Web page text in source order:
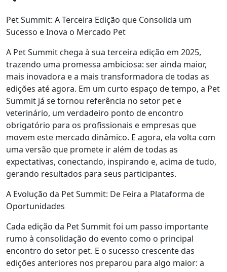
Pet Summit: A Terceira Edição que Consolida um
Sucesso e Inova o Mercado Pet
A Pet Summit chega à sua terceira edição em 2025,
trazendo uma promessa ambiciosa: ser ainda maior,
mais inovadora e a mais transformadora de todas as
edições até agora. Em um curto espaço de tempo, a Pet
Summit já se tornou referência no setor pet e
veterinário, um verdadeiro ponto de encontro
obrigatório para os profissionais e empresas que
movem este mercado dinâmico. E agora, ela volta com
uma versão que promete ir além de todas as
expectativas, conectando, inspirando e, acima de tudo,
gerando resultados para seus participantes.
A Evolução da Pet Summit: De Feira a Plataforma de
Oportunidades
Cada edição da Pet Summit foi um passo importante
rumo à consolidação do evento como o principal
encontro do setor pet. E o sucesso crescente das
edições anteriores nos preparou para algo maior: a